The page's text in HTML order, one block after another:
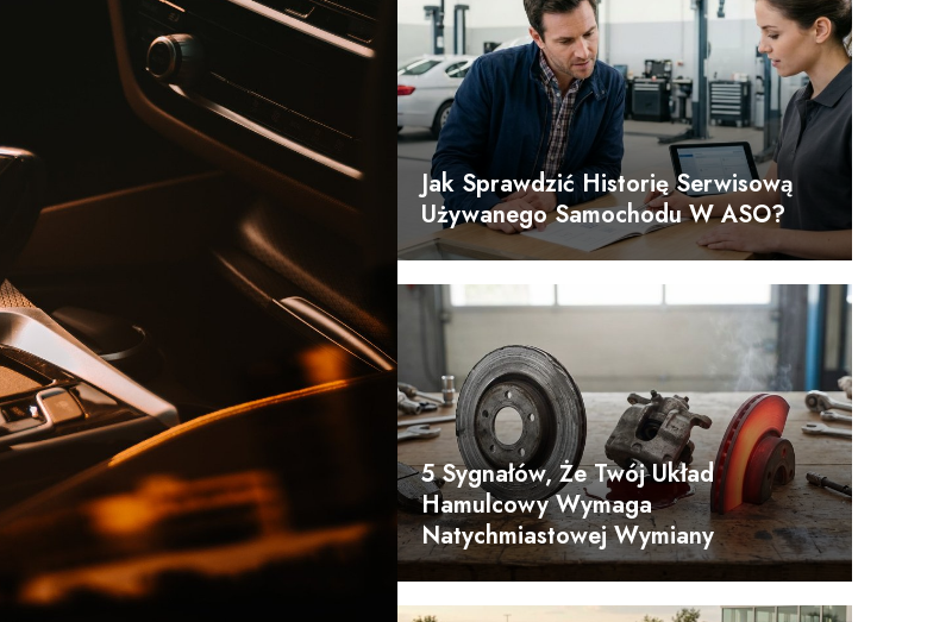
Jak Sprawdzić Historię Serwisową
Używanego Samochodu W ASO?
5 Sygnałów, Że Twój Układ
Hamulcowy Wymaga
Natychmiastowej Wymiany